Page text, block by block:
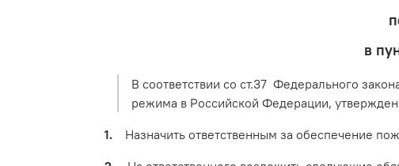
в
В соответствии со ст.37 Федерального
режима в Российской Федерации,
1.
Назначить ответственным за обеспечение